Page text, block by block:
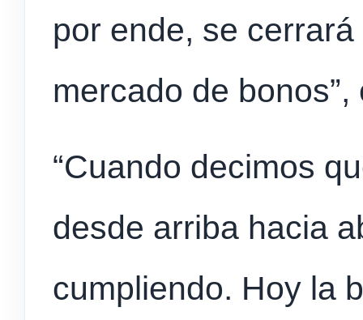
por ende, se
mercado de bonos”,
“Cuando decimos
desde arriba hacia
cumpliendo. Hoy la